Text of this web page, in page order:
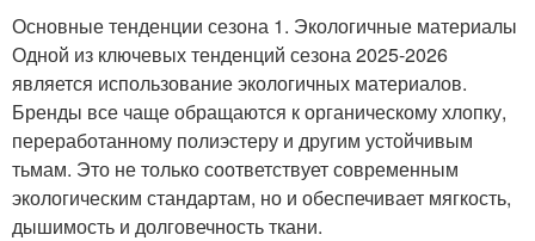
Основные тенденции сезона 1. Экологичные материалы
Одной из ключевых тенденций сезона 2025-2026
является использование экологичных материалов.
Бренды все чаще обращаются к органическому хлопку,
переработанному полиэстеру и другим устойчивым
тьмам. Это не только соответствует современным
экологическим стандартам, но и обеспечивает мягкость,
дышимость и долговечность ткани.